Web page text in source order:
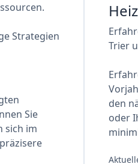
Trier
den
oder
Strategien
Sie
sich im